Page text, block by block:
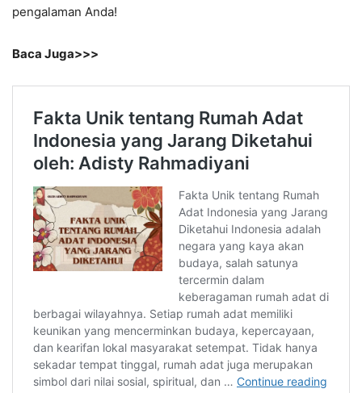
pengalaman Anda!
Baca Juga>>>